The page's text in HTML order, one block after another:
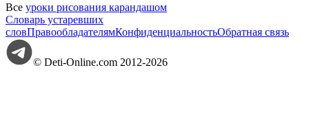
Все уроки рисования карандашом
Словарь устаревших
словПравообладателямКонфиденциальностьОбратная связь
© Deti-Online.com 2012-2026